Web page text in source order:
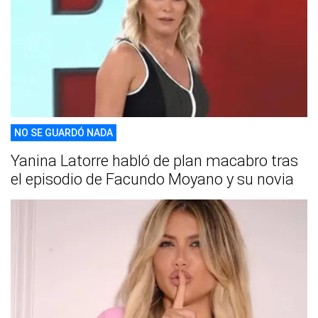
NO SE GUARDÓ NADA
Yanina Latorre habló de plan macabro tras
el episodio de Facundo Moyano y su novia